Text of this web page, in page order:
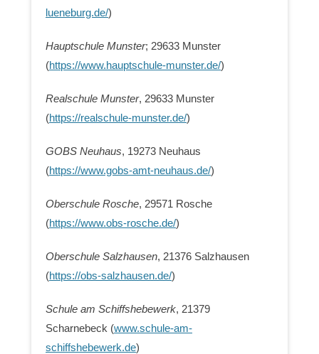
lueneburg.de/)
Hauptschule Munster; 29633 Munster
(https://www.hauptschule-munster.de/)
Realschule Munster, 29633 Munster
(https://realschule-munster.de/)
GOBS Neuhaus, 19273 Neuhaus
(https://www.gobs-amt-neuhaus.de/)
Oberschule Rosche, 29571 Rosche
(https://www.obs-rosche.de/)
Oberschule Salzhausen, 21376 Salzhausen
(https://obs-salzhausen.de/)
Schule am Schiffshebewerk, 21379
Scharnebeck (www.schule-am-
schiffshebewerk.de)